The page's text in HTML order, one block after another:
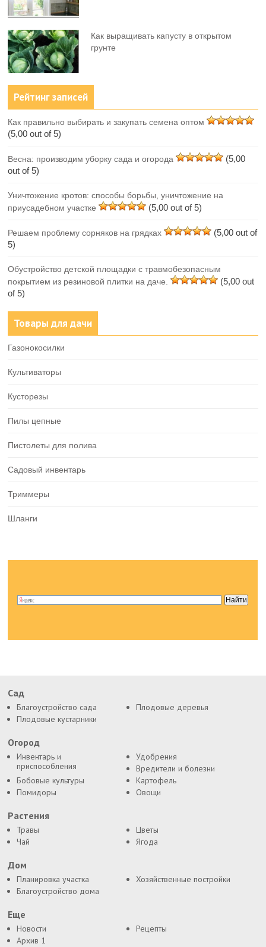
Как выращивать капусту в открытом
грунте
Рейтинг записей
Как правильно выбирать и закупать семена оптом
(5,00 out of 5)
Весна: производим уборку сада и огорода
(5,00
out of 5)
Уничтожение кротов: способы борьбы, уничтожение на
приусадебном участке
(5,00 out of 5)
Решаем проблему сорняков на грядках
(5,00 out of
5)
Обустройство детской площадки с травмобезопасным
покрытием из резиновой плитки на даче.
(5,00 out
of 5)
Товары для дачи
Газонокосилки
Культиваторы
Кусторезы
Пилы цепные
Пистолеты для полива
Садовый инвентарь
Триммеры
Шланги
Сад
Благоустройство сада
Плодовые деревья
Плодовые кустарники
Огород
Инвентарь и
приспособления
Удобрения
Вредители и болезни
Бобовые культуры
Картофель
Помидоры
Овощи
Растения
Травы
Цветы
Чай
Ягода
Дом
Планировка участка
Хозяйственные постройки
Благоустройство дома
Еще
Новости
Рецепты
Архив 1